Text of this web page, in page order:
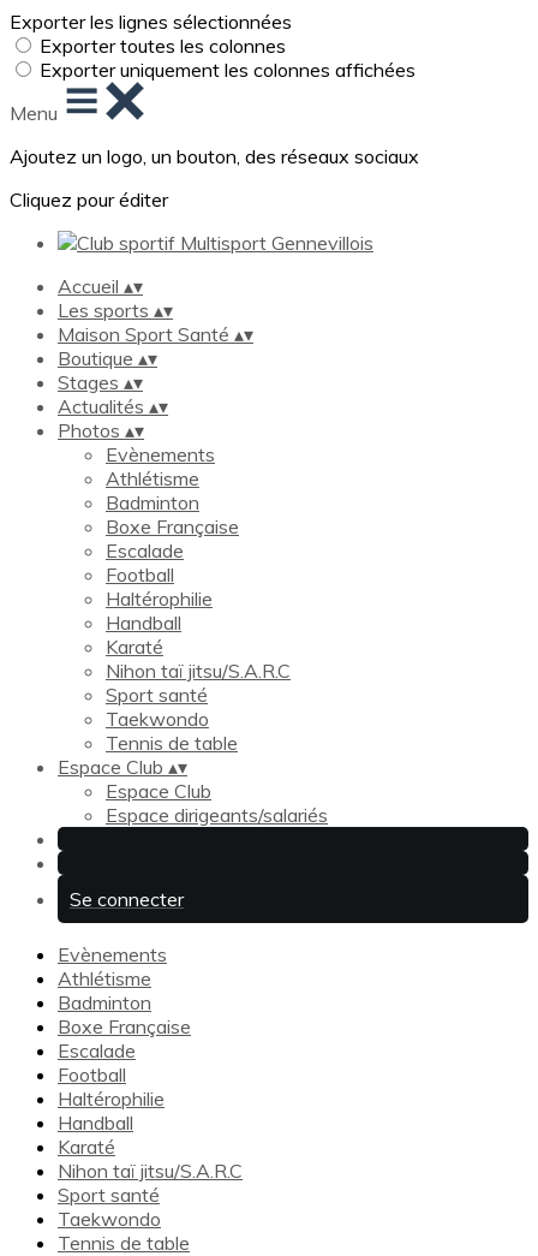
Exporter les lignes sélectionnées
Exporter toutes les colonnes
Exporter uniquement les colonnes affichées
Menu
Ajoutez un logo, un bouton, des réseaux sociaux
Cliquez pour éditer
Accueil ▴▾
Les sports ▴▾
Maison Sport Santé ▴▾
Boutique ▴▾
Stages ▴▾
Actualités ▴▾
Photos ▴▾
Evènements
Athlétisme
Badminton
Boxe Française
Escalade
Football
Haltérophilie
Handball
Karaté
Nihon taï jitsu/S.A.R.C
Sport santé
Taekwondo
Tennis de table
Espace Club ▴▾
Espace Club
Espace dirigeants/salariés
Se connecter
Evènements
Athlétisme
Badminton
Boxe Française
Escalade
Football
Haltérophilie
Handball
Karaté
Nihon taï jitsu/S.A.R.C
Sport santé
Taekwondo
Tennis de table